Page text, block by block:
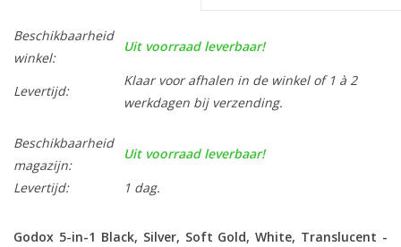
Beschikbaarheid
winkel:
Uit voorraad leverbaar!
Levertijd:
Klaar voor afhalen in de winkel of 1 à 2
werkdagen bij verzending.
Beschikbaarheid
magazijn:
Uit voorraad leverbaar!
Levertijd:
1 dag.
Godox 5-in-1 Black, Silver, Soft Gold, White, Translucent -